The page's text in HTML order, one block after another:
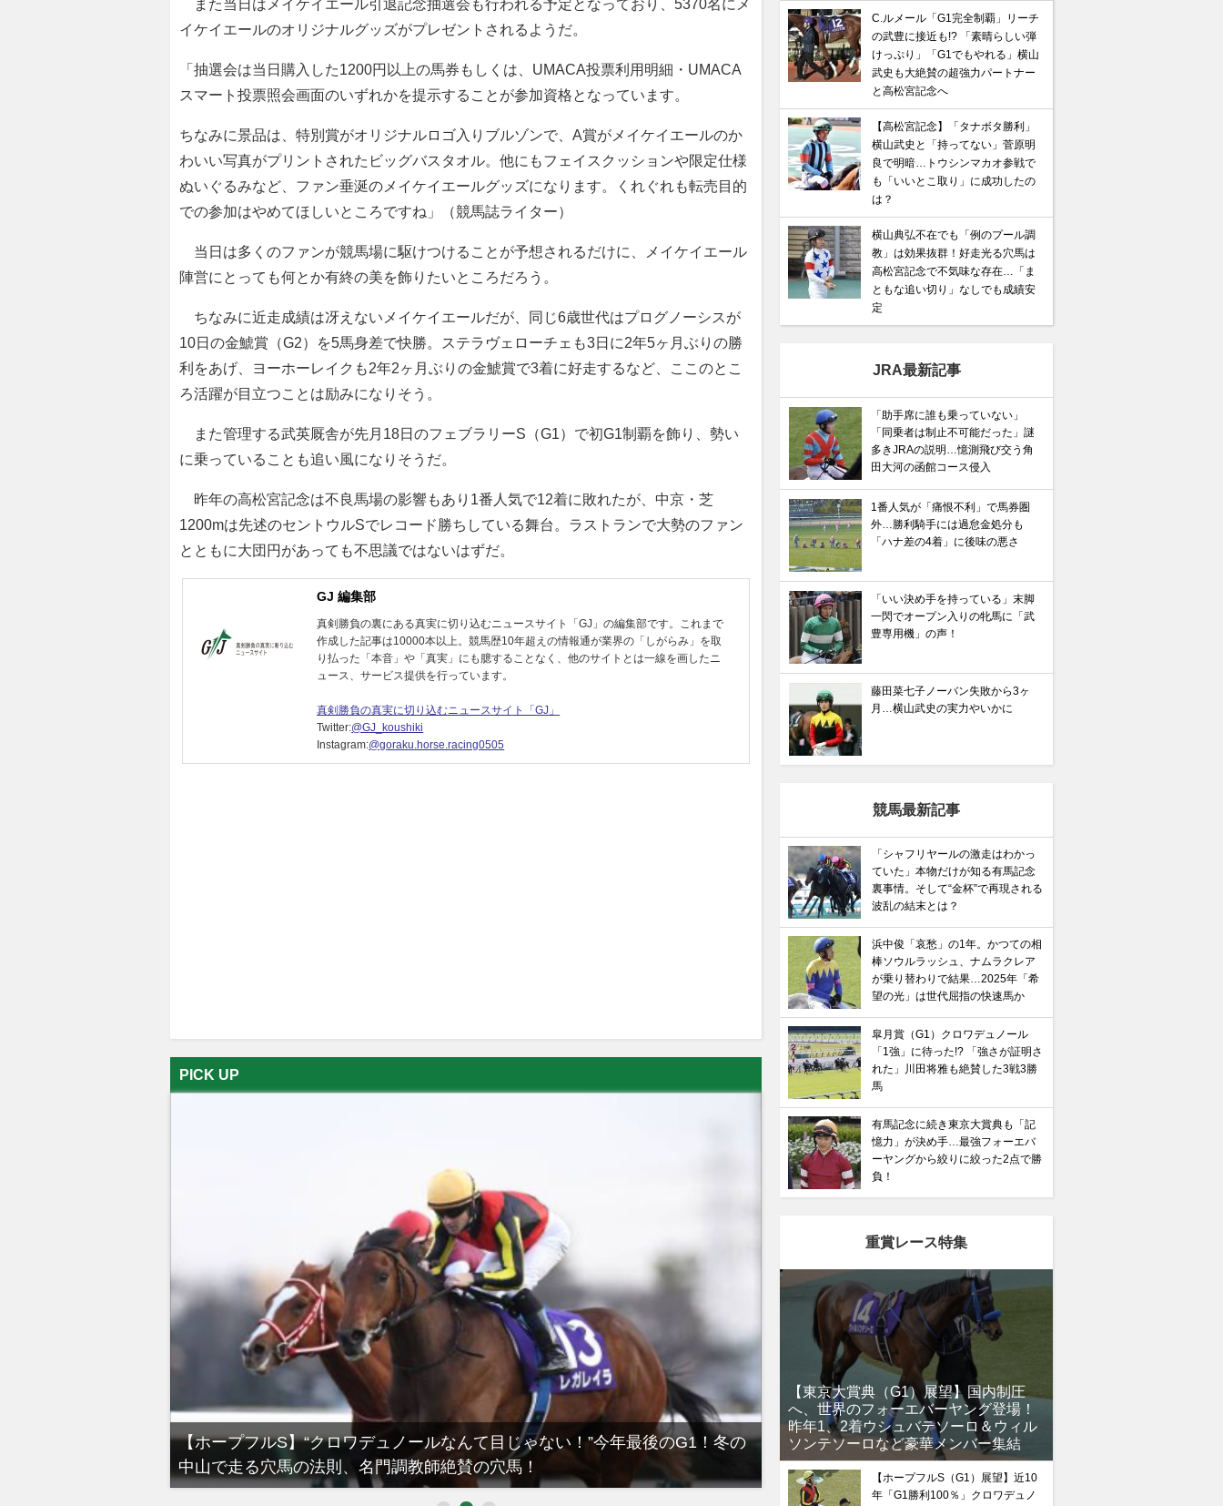
また当日はメイケイエール引退記念抽選会も行われる予定となっており、5370名にメ
イケイエールのオリジナルグッズがプレゼントされるようだ。
「抽選会は当日購入した1200円以上の馬券もしくは、UMACA投票利用明細・UMACA
スマート投票照会画面のいずれかを提示することが参加資格となっています。
ちなみに景品は、特別賞がオリジナルロゴ入りブルゾンで、A賞がメイケイエールのか
わいい写真がプリントされたビッグバスタオル。他にもフェイスクッションや限定仕様
ぬいぐるみなど、ファン垂涎のメイケイエールグッズになります。くれぐれも転売目的
での参加はやめてほしいところですね」（競馬誌ライター）
当日は多くのファンが競馬場に駆けつけることが予想されるだけに、メイケイエール
陣営にとっても何とか有終の美を飾りたいところだろう。
ちなみに近走成績は冴えないメイケイエールだが、同じ6歳世代はプログノーシスが
10日の金鯱賞（G2）を5馬身差で快勝。ステラヴェローチェも3日に2年5ヶ月ぶりの勝
利をあげ、ヨーホーレイクも2年2ヶ月ぶりの金鯱賞で3着に好走するなど、ここのとこ
ろ活躍が目立つことは励みになりそう。
また管理する武英厩舎が先月18日のフェブラリーS（G1）で初G1制覇を飾り、勢い
に乗っていることも追い風になりそうだ。
昨年の高松宮記念は不良馬場の影響もあり1番人気で12着に敗れたが、中京・芝
1200mは先述のセントウルSでレコード勝ちしている舞台。ラストランで大勢のファン
とともに大団円があっても不思議ではないはずだ。
GJ 編集部
真剣勝負の裏にある真実に切り込むニュースサイト「GJ」の編集部です。これまで
作成した記事は10000本以上。競馬歴10年超えの情報通が業界の「しがらみ」を取
り払った「本音」や「真実」にも臆することなく、他のサイトとは一線を画したニ
ュース、サービス提供を行っています。
真剣勝負の真実に切り込むニュースサイト「GJ」
Twitter:@GJ_koushiki
Instagram:@goraku.horse.racing0505
PICK UP
【ホープフルS】“クロワデュノールなんて目じゃない！”今年最後のG1！冬の
中山で走る穴馬の法則、名門調教師絶賛の穴馬！
【有馬記念】武豊×ドウデュースを逆転できる候補3頭！と絶
るべき“隠れ穴馬！”
C.ルメール「G1完全制覇」リーチ
の武豊に接近も!? 「素晴らしい弾
けっぷり」「G1でもやれる」横山
武史も大絶賛の超強力パートナー
と高松宮記念へ
【高松宮記念】「タナボタ勝利」
横山武史と「持ってない」菅原明
良で明暗…トウシンマカオ参戦で
も「いいとこ取り」に成功したの
は？
横山典弘不在でも「例のプール調
教」は効果抜群！好走光る穴馬は
高松宮記念で不気味な存在…「ま
ともな追い切り」なしでも成績安
定
JRA最新記事
「助手席に誰も乗っていない」
「同乗者は制止不可能だった」謎
多きJRAの説明…憶測飛び交う角
田大河の函館コース侵入
1番人気が「痛恨不利」で馬券圏
外…勝利騎手には過怠金処分も
「ハナ差の4着」に後味の悪さ
「いい決め手を持っている」末脚
一閃でオープン入りの牝馬に「武
豊専用機」の声！
藤田菜七子ノーバン失敗から3ヶ
月…横山武史の実力やいかに
競馬最新記事
「シャフリヤールの激走はわかっ
ていた」本物だけが知る有馬記念
裏事情。そして“金杯”で再現される
波乱の結末とは？
浜中俊「哀愁」の1年。かつての相
棒ソウルラッシュ、ナムラクレア
が乗り替わりで結果…2025年「希
望の光」は世代屈指の快速馬か
皐月賞（G1）クロワデュノール
「1強」に待った!? 「強さが証明さ
れた」川田将雅も絶賛した3戦3勝
馬
有馬記念に続き東京大賞典も「記
憶力」が決め手…最強フォーエバ
ーヤングから絞りに絞った2点で勝
負！
重賞レース特集
【東京大賞典（G1）展望】国内制圧
へ、世界のフォーエバーヤング登場！
昨年1、2着ウシュバテソーロ＆ウィル
ソンテソーロなど豪華メンバー集結
【ホープフルS（G1）展望】近10
年「G1勝利100％」クロワデュノ